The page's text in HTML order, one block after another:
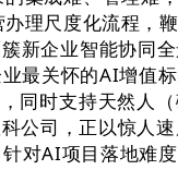
理尺度化流程，
新企业智能协同
最关怀的AI增值
同时支持天然人
公司，正以惊人
AI项目落地难